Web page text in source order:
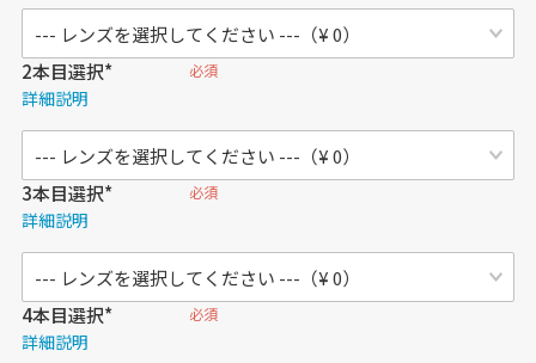
2本目選択* 必須
詳細説明
3本目選択* 必須
詳細説明
4本目選択* 必須
詳細説明